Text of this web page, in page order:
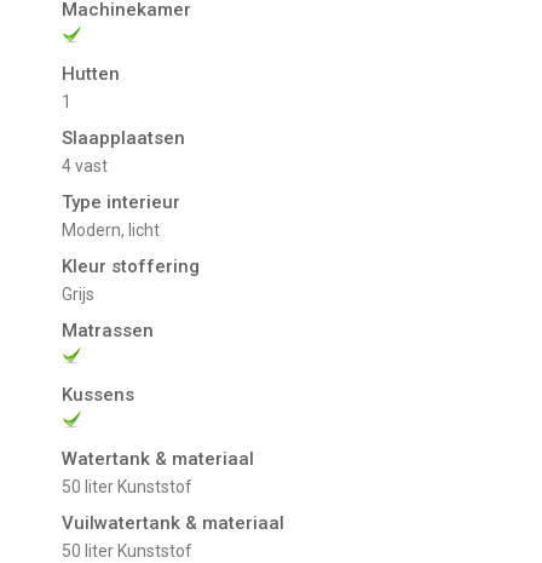
Machinekamer
Hutten
1
Slaapplaatsen
4 vast
Type interieur
Modern, licht
Kleur stoffering
Grijs
Matrassen
Kussens
Watertank & materiaal
50 liter Kunststof
Vuilwatertank & materiaal
50 liter Kunststof